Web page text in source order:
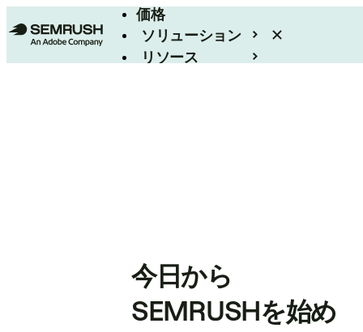
価格
ソリューション
リソース
今日から
SEMRUSHを始め